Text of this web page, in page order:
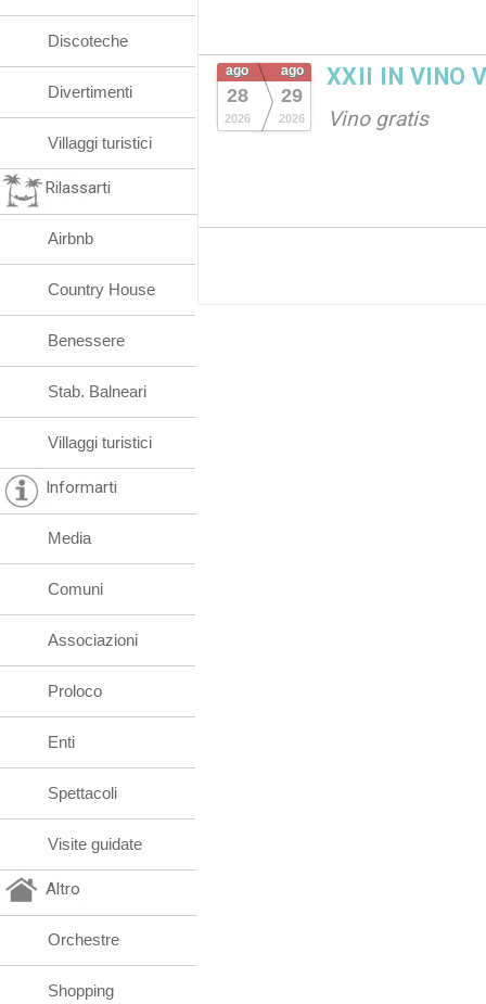
ago
28
2026
ago
29
2026
XXII IN VINO
Vino gratis
Discoteche
Divertimenti
Villaggi turistici
Rilassarti
Airbnb
Country House
Benessere
Stab. Balneari
Villaggi turistici
Informarti
Media
Comuni
Associazioni
Proloco
Enti
Spettacoli
Visite guidate
Altro
Orchestre
Shopping